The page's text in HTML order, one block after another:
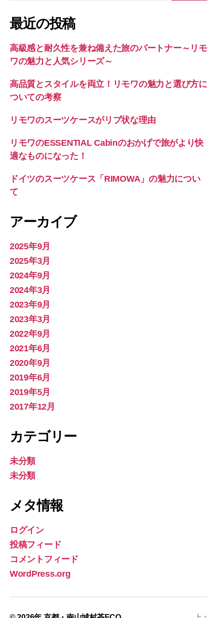
象:
最近の投稿
高級感と耐久性を兼ね備えた旅のパートナー～リモ
ワの魅力と人気シリーズ～
高品質とスタイルを両立！リモワの魅力と選び方に
ついての考察
リモワのスーツケースがリブ状な理由
リモワのESSENTIAL Cabinのおかげで旅がより快
適なものになった！
ドイツのスーツケース「RIMOWA」の魅力につい
て
アーカイブ
2025年9月
2025年3月
2024年9月
2024年3月
2023年9月
2023年3月
2022年9月
2021年6月
2020年9月
2019年6月
2019年5月
2017年12月
カテゴリー
未分類
未分類
メタ情報
ログイン
投稿フィード
コメントフィード
WordPress.org